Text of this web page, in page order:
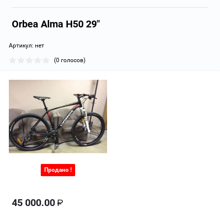
Orbea Alma H50 29"
Артикул: нет
(0 голосов)
Продано !
45 000.00